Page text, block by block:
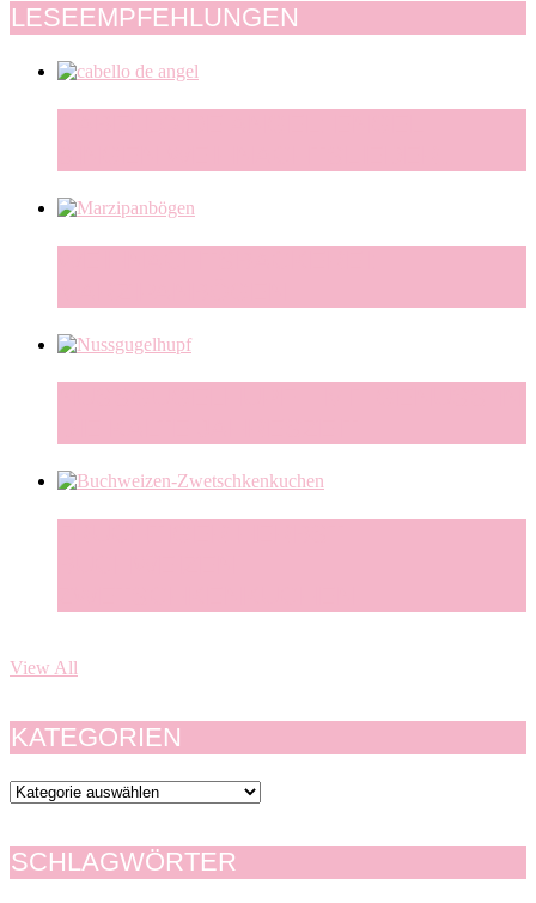
LESEEMPFEHLUNGEN
View All
KATEGORIEN
Kategorien
SCHLAGWÖRTER